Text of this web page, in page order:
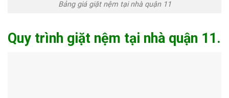
Bảng giá giặt nệm tại nhà quận 11
Quy trình giặt nệm tại nhà quận 11.